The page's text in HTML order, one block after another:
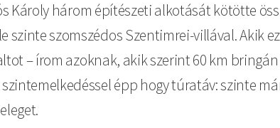
Károly három építészeti alkotását kötötte
szomszédos Szentimrei-villával. Akik
– írom azoknak, akik szerint 60 km
épp hogy túratáv: szinte